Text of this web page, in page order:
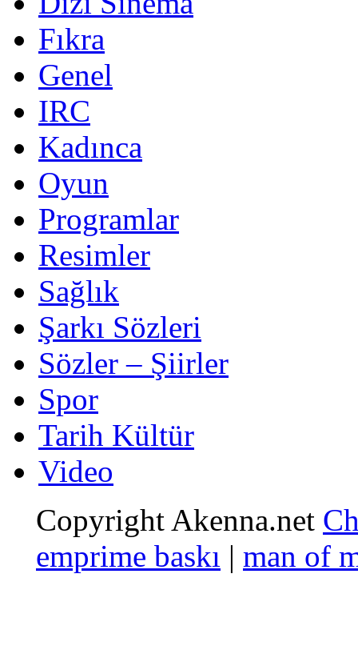
Fıkra
Genel
IRC
Kadınca
Oyun
Programlar
Resimler
Sağlık
Şarkı Sözleri
Sözler – Şiirler
Spor
Tarih Kültür
Video
Copyright Akenna.net
emprime baskı | man of